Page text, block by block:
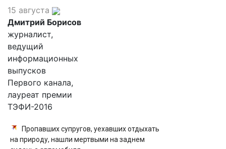
15 августа
Дмитрий Борисов
журналист,
ведущий
информационных
выпусков
Первого канала,
лауреат премии
ТЭФИ-2016
Пропавших супругов, уехавших отдыхать
на природу, нашли мертвыми на заднем